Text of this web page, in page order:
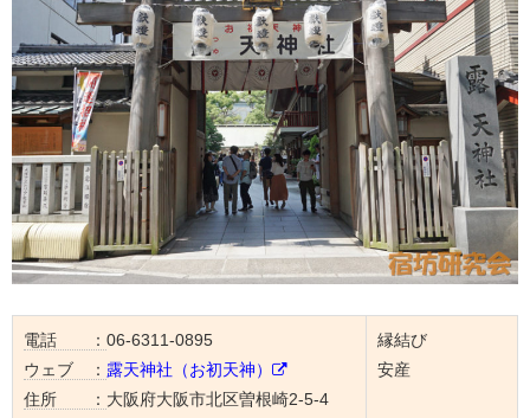
電話 ： 06-6311-0895
ウェブ ： 露天神社（お初天神）
住所 ： 大阪府大阪市北区曽根崎2-5-4
縁結び
安産